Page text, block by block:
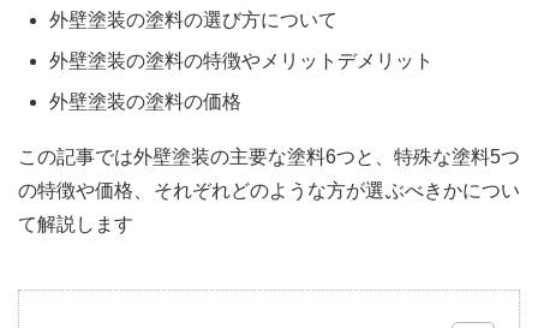
外壁塗装の塗料の選び方について
外壁塗装の塗料の特徴やメリットデメリット
外壁塗装の塗料の価格
この記事では外壁塗装の主要な塗料6つと、特殊な塗料5つ
の特徴や価格、それぞれどのような方が選ぶべきかについ
て解説します